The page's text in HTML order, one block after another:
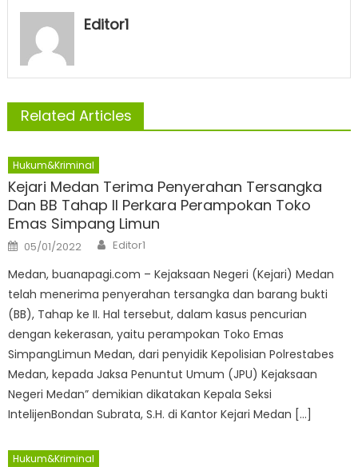
Editor1
Related Articles
Hukum&Kriminal
Kejari Medan Terima Penyerahan Tersangka
Dan BB Tahap II Perkara Perampokan Toko
Emas Simpang Limun
Posted
on
05/01/2022 Author
Editor1
Medan, buanapagi.com – Kejaksaan Negeri (Kejari) Medan
telah menerima penyerahan tersangka dan barang bukti
(BB), Tahap ke II. Hal tersebut, dalam kasus pencurian
dengan kekerasan, yaitu perampokan Toko Emas
SimpangLimun Medan, dari penyidik Kepolisian Polrestabes
Medan, kepada Jaksa Penuntut Umum (JPU) Kejaksaan
Negeri Medan” demikian dikatakan Kepala Seksi
IntelijenBondan Subrata, S.H. di Kantor Kejari Medan […]
Hukum&Kriminal